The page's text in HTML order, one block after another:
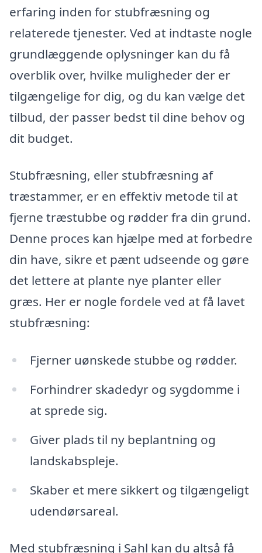
erfaring inden for stubfræsning og
relaterede tjenester. Ved at indtaste nogle
grundlæggende oplysninger kan du få
overblik over, hvilke muligheder der er
tilgængelige for dig, og du kan vælge det
tilbud, der passer bedst til dine behov og
dit budget.
Stubfræsning, eller stubfræsning af
træstammer, er en effektiv metode til at
fjerne træstubbe og rødder fra din grund.
Denne proces kan hjælpe med at forbedre
din have, sikre et pænt udseende og gøre
det lettere at plante nye planter eller
græs. Her er nogle fordele ved at få lavet
stubfræsning:
Fjerner uønskede stubbe og rødder.
Forhindrer skadedyr og sygdomme i
at sprede sig.
Giver plads til ny beplantning og
landskabspleje.
Skaber et mere sikkert og tilgængeligt
udendørsareal.
Med stubfræsning i Sahl kan du altså få